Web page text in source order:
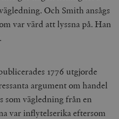
Och Smith ansågs
var värd att lyssna på. Han
1776 utgjorde
argument om handel
som vägledning från en
var inflytelserika eftersom